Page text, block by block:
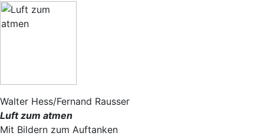
Walter Hess/Fernand Rausser
Luft zum atmen
Mit Bildern zum Auftanken